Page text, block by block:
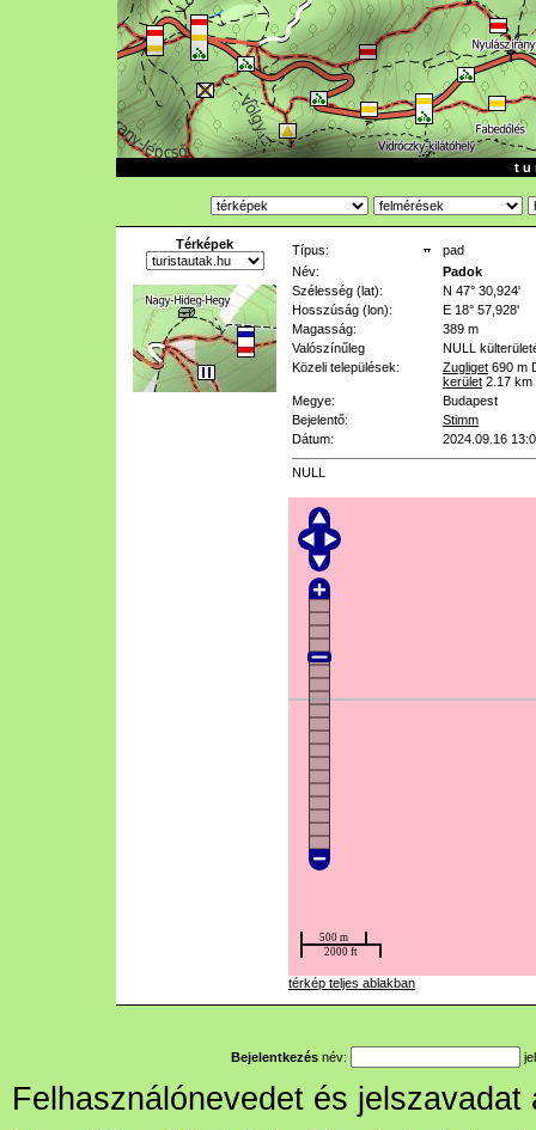
t u
Térképek Típus:
pad
Név:
Padok
Szélesség (lat):
N 47° 30,924'
Hosszúság (lon):
E 18° 57,928'
Magasság:
389 m
Valószínűleg
NULL
Közeli települések:
Zugliget 690 m
kerület 2.17 km
Megye:
Budapest
Bejelentő:
Stimm
Dátum:
2024.09.16
NULL
térkép teljes ablakban
Bejelentkezés név:
Felhasználónevedet és